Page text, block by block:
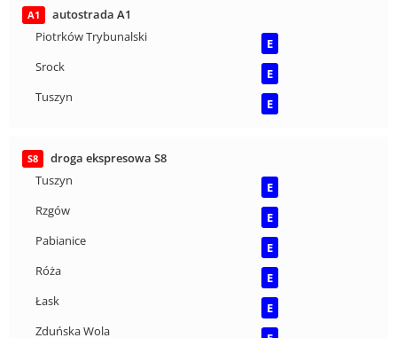
A1
autostrada A1
Piotrków Trybunalski
E
Srock
E
Tuszyn
E
S8
droga ekspresowa S8
Tuszyn
E
Rzgów
E
Pabianice
E
Róża
E
Łask
E
Zduńska Wola